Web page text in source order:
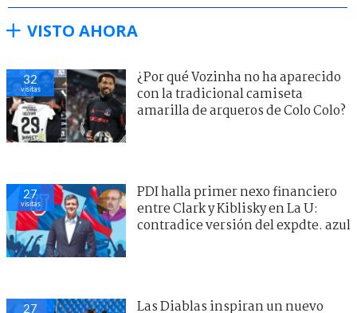
VISTO AHORA
32
visitas
¿Por qué Vozinha no ha aparecido
con la tradicional camiseta
amarilla de arqueros de Colo Colo?
27
visitas
PDI halla primer nexo financiero
entre Clark y Kiblisky en La U:
contradice versión del expdte. azul
27 Las Diablas inspiran un nuevo